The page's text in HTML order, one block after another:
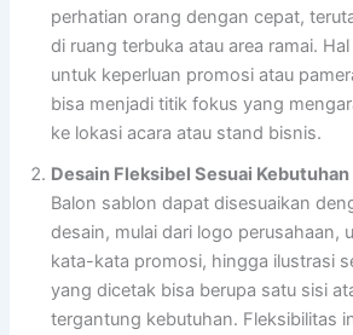
perhatian orang dengan cepat,
di ruang terbuka atau area ramai.
untuk keperluan promosi atau
bisa menjadi titik fokus yang
ke lokasi acara atau stand bisnis.
Desain Fleksibel Sesuai Kebutuhan
Balon sablon dapat disesuaikan
desain, mulai dari logo perusahaan,
kata-kata promosi, hingga ilustrasi
yang dicetak bisa berupa satu sisi
tergantung kebutuhan. Fleksibilitas